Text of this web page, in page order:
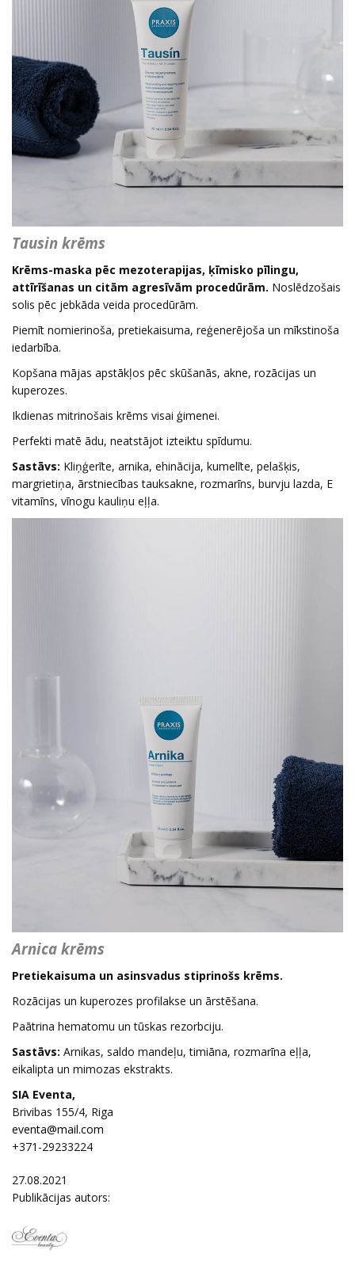
Tausin krēms
Krēms-maska pēc mezoterapijas, ķīmisko pīlingu,
attīrīšanas un citām agresīvām procedūrām. Noslēdzošais
solis pēc jebkāda veida procedūrām.
Piemīt nomierinoša, pretiekaisuma, reģenerējoša un mīkstinoša
iedarbība.
Kopšana mājas apstākļos pēc skūšanās, akne, rozācijas un
kuperozes.
Ikdienas mitrinošais krēms visai ģimenei.
Perfekti matē ādu, neatstājot izteiktu spīdumu.
Sastāvs: Kliņģerīte, arnika, ehinācija, kumelīte, pelašķis,
margrietiņa, ārstniecības tauksakne, rozmarīns, burvju lazda, E
vitamīns, vīnogu kauliņu eļļa.
Arnica krēms
Pretiekaisuma un asinsvadus stiprinošs krēms.
Rozācijas un kuperozes profilakse un ārstēšana.
Paātrina hematomu un tūskas rezorbciju.
Sastāvs: Arnikas, saldo mandeļu, timiāna, rozmarīna eļļa,
eikalipta un mimozas ekstrakts.
SIA Eventa,
Brivibas 155/4, Riga
+371-29233224
27.08.2021
Publikācijas autors: